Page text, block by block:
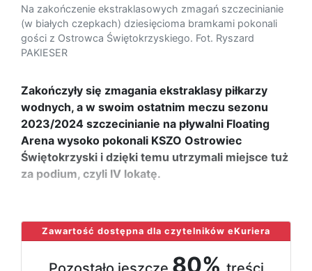
Na zakończenie ekstraklasowych zmagań szczecinianie
(w białych czepkach) dziesięcioma bramkami pokonali
gości z Ostrowca Świętokrzyskiego. Fot. Ryszard
PAKIESER
Zakończyły się zmagania ekstraklasy piłkarzy
wodnych, a w swoim ostatnim meczu sezonu
2023/2024 szczecinianie na pływalni Floating
Arena wysoko pokonali KSZO Ostrowiec
Świętokrzyski i dzięki temu utrzymali miejsce tuż
za podium, czyli IV lokatę.
Zawartość dostępna dla czytelników eKuriera
80%